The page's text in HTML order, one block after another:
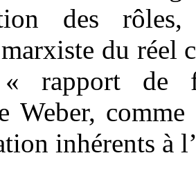
des
du réel
« rapport
Weber,
inhérents à